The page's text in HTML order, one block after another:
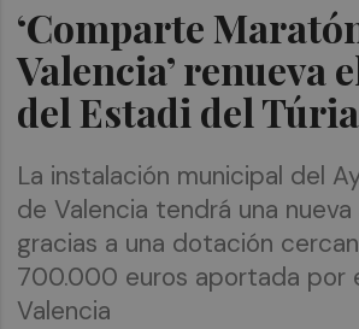
‘Comparte
Valencia’ renueva
del Estadi del Túria
La instalación municipal del
de Valencia tendrá una
gracias a una dotación
700.000 euros aportada por
Valencia